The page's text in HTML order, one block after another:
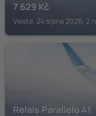
7 629 Kč
Vieste, 24 srpna 2026, 2
Relais Parallelo 41